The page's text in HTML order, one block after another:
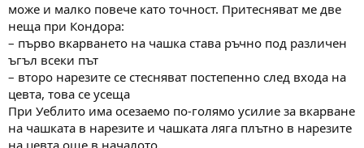
може и малко повече като точност. Притесняват ме две
неща при Кондора:
– първо вкарването на чашка става ръчно под различен
ъгъл всеки път
– второ нарезите се стесняват постепенно след входа на
цевта, това се усеща
При Уеблито има осезаемо по-голямо усилие за вкарване
на чашката в нарезите и чашката ляга плътно в нарезите